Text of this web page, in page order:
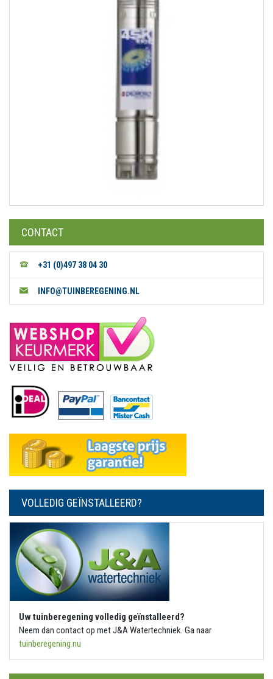
CONTACT
+31 (0)497 38 04 30
INFO@TUINBEREGENING.NL
VOLLEDIG GEÏNSTALLEERD?
Uw tuinberegening volledig geïnstalleerd?
Neem dan contact op met J&A Watertechniek. Ga naar
tuinberegening.nu